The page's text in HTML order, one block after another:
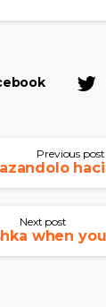
Previous post
Next post